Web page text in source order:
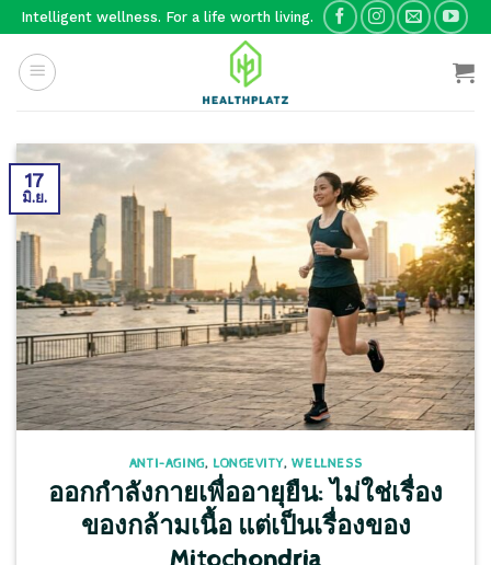
Skip
content
Intelligent wellness. For a life worth living.
17
มิ.ย.
ANTI-AGING, LONGEVITY,WELLNESS
ออกกำลังกายเพื่ออายุยืน: ไม่ใช่เรื่อง
ของกล้ามเนื้อ แต่เป็นเรื่องของ